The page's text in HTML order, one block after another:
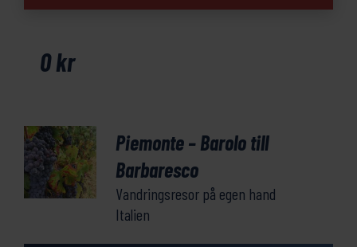
Barbaresco
0kr
Piemonte – Barolo till
Barbaresco
Vandringsresor på egen hand
Italien